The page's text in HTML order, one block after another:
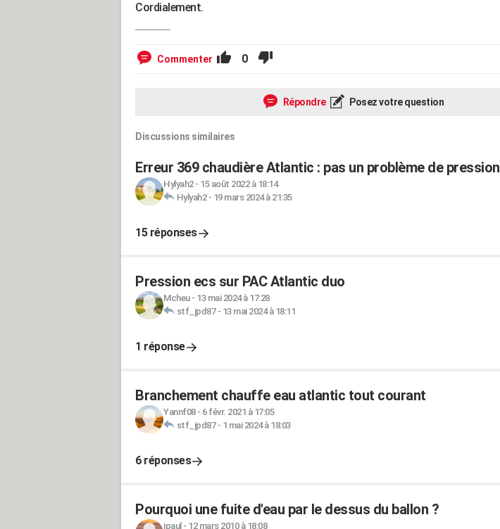
Cordialement.
Commenter 0
Répondre Posez votre question
Discussions similaires
Erreur 369 chaudière Atlantic : pas un problème de pression
Hylyah2- 15 août 2022 à 18:14
Hylyah2- 19 mars 2024 à 21:35
15 réponses
Pression ecs sur PAC Atlantic duo
Mcheu- 13 mai 2024 à 17:28
stf_jpd87- 13 mai 2024 à 18:11
1 réponse
Branchement chauffe eau atlantic tout courant
Yannf08- 6 févr. 2021 à 17:05
stf_jpd87- 1 mai 2024 à 18:03
6 réponses
Pourquoi une fuite d'eau par le dessus du ballon ?
jpaul - 12 mars 2010 à 18:08